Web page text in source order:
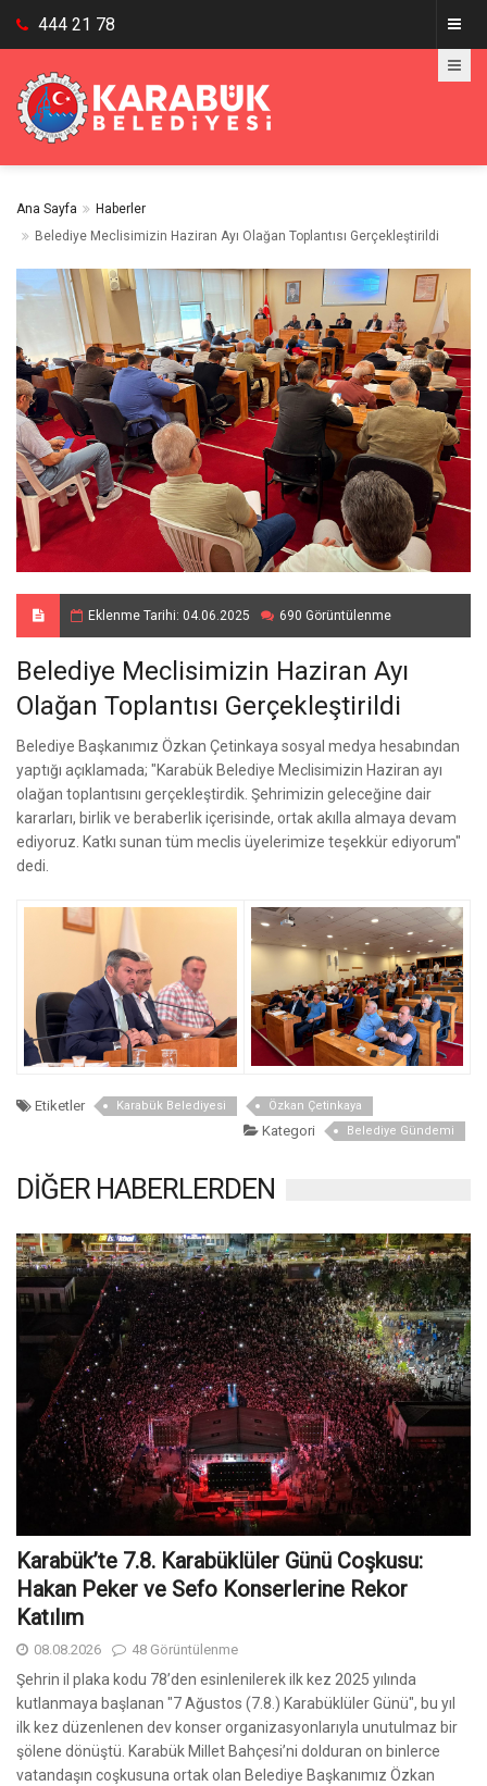
444 21 78
Ana Sayfa
Haberler
Belediye Meclisimizin Haziran Ayı Olağan Toplantısı Gerçekleştirildi
Eklenme Tarihi: 04.06.2025 690 Görüntülenme
Belediye Meclisimizin Haziran Ayı
Olağan Toplantısı Gerçekleştirildi
Belediye Başkanımız Özkan Çetinkaya sosyal medya hesabından
yaptığı açıklamada; "Karabük Belediye Meclisimizin Haziran ayı
olağan toplantısını gerçekleştirdik. Şehrimizin geleceğine dair
kararları, birlik ve beraberlik içerisinde, ortak akılla almaya devam
ediyoruz. Katkı sunan tüm meclis üyelerimize teşekkür ediyorum"
dedi.
Etiketler Karabük Belediyesi Özkan Çetinkaya
Kategori Belediye Gündemi
DİĞER HABERLERDEN
Karabük’te 7.8. Karabüklüler Günü Coşkusu:
Hakan Peker ve Sefo Konserlerine Rekor
Katılım
08.08.2026 48 Görüntülenme
Şehrin il plaka kodu 78’den esinlenilerek ilk kez 2025 yılında
kutlanmaya başlanan "7 Ağustos (7.8.) Karabüklüler Günü", bu yıl
ilk kez düzenlenen dev konser organizasyonlarıyla unutulmaz bir
şölene dönüştü. Karabük Millet Bahçesi’ni dolduran on binlerce
vatandaşın coşkusuna ortak olan Belediye Başkanımız Özkan